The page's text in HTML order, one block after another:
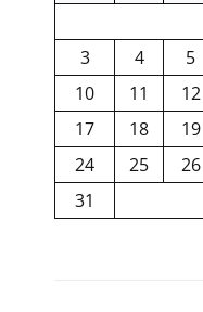
3
4 5
10
11 12
17
18 19
24
25 26
31